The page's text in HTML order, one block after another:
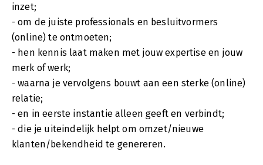
inzet;
- om de juiste professionals en besluitvormers
(online) te ontmoeten;
- hen kennis laat maken met jouw expertise en jouw
merk of werk;
- waarna je vervolgens bouwt aan een sterke (online)
relatie;
- en in eerste instantie alleen geeft en verbindt;
- die je uiteindelijk helpt om omzet/nieuwe
klanten/bekendheid te genereren.